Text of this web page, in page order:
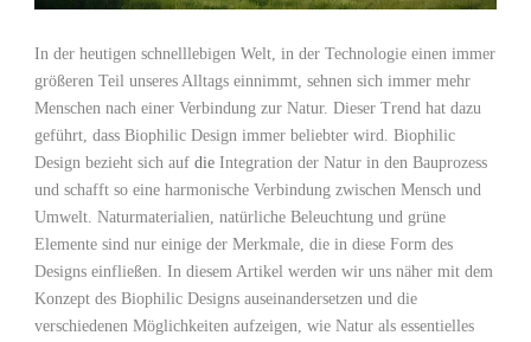
In der heutigen schnelllebigen Welt, in der Technologie einen immer
größeren Teil unseres Alltags einnimmt, sehnen sich immer mehr
Menschen nach einer​ Verbindung zur Natur. Dieser ​Trend hat dazu
geführt, dass Biophilic‍ Design ⁤immer beliebter wird. Biophilic
⁢Design bezieht ​sich auf⁢ die Integration ​der⁣ Natur in den Bauprozess
und ⁣schafft so eine harmonische ⁣Verbindung ⁤zwischen Mensch und
Umwelt.⁢ Naturmaterialien, natürliche‍ Beleuchtung und grüne⁢
Elemente sind nur‌ einige der Merkmale, ‌die in diese Form des
Designs ⁤einfließen. In diesem Artikel werden wir uns näher mit⁣ dem
Konzept des Biophilic Designs auseinandersetzen und die
verschiedenen Möglichkeiten ⁢aufzeigen, wie Natur ⁢als essentielles